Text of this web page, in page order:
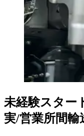
未経験スター
実/営業所間